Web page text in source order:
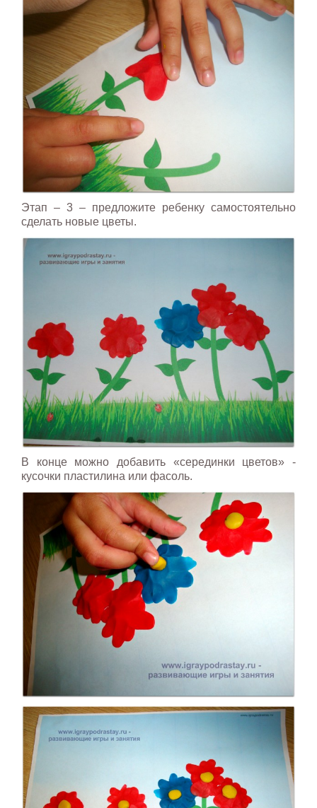
Этап – 3 – предложите ребенку самостоятельно
сделать новые цветы.
В конце можно добавить «серединки цветов» -
кусочки пластилина или фасоль.